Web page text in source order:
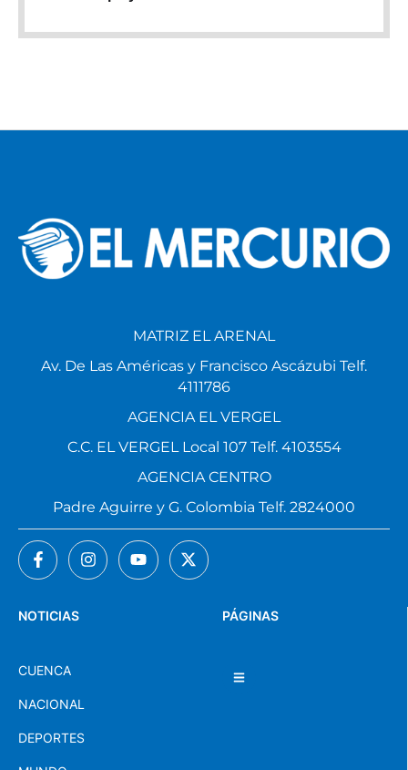
PÁGINAS
NOTICIAS
CUENCA
NACIONAL
DEPORTES
MATRIZ EL ARENAL
Av. De Las Américas y Francisco Ascázubi Telf.
4111786
AGENCIA EL VERGEL
C.C. EL VERGEL Local 107 Telf. 4103554
AGENCIA CENTRO
Padre Aguirre y G. Colombia Telf. 2824000